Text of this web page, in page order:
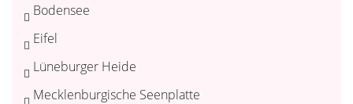
Bodensee
Eifel
Lüneburger Heide
Mecklenburgische Seenplatte